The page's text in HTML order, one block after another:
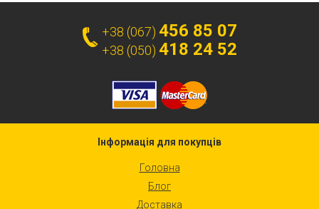
+38 (067) 456 85 07
+38 (050) 418 24 52
Інформація для покупців
Головна
Блог
Доставка